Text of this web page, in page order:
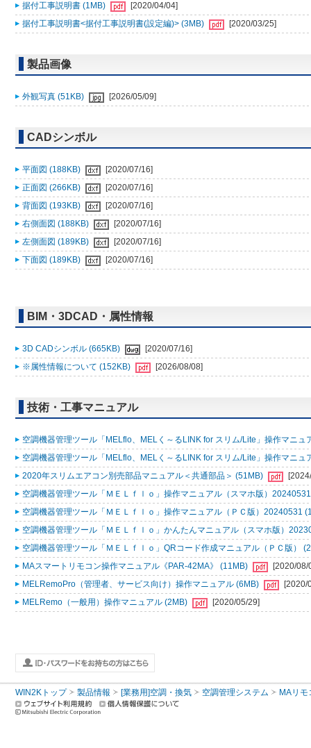
据付工事説明書 (1MB)
[2020/04/04]
据付工事説明書<据付工事説明書(設定編)> (3MB)
[2020/03/25]
製品画像
外観写真 (51KB) [2026/05/09]
CADシンボル
平面図 (188KB)
[2020/07/16]
正面図 (266KB)
[2020/07/16]
背面図 (193KB)
[2020/07/16]
右側面図 (188KB)
[2020/07/16]
左側面図 (189KB)
[2020/07/16]
下面図 (189KB)
[2020/07/16]
BIM・3DCAD・属性情報
3D CADシンボル (665KB)
[2020/07/16]
※属性情報について (152KB)
[2026/08/08]
技術・工事マニュアル
空調機器管理ツール「MELflo、MELく～るLINK for スリム/Lite」操作マニュ
空調機器管理ツール「MELflo、MELく～るLINK for スリム/Lite」操作マニュ
2020年スリムエアコン別売部品マニュアル＜共通部品＞ (51MB)
空調機器管理ツール「ＭＥＬｆｌｏ」操作マニュアル（スマホ版）
空調機器管理ツール「ＭＥＬｆｌｏ」操作マニュアル（ＰＣ版）20240531
空調機器管理ツール「ＭＥＬｆｌｏ」かんたんマニュアル（スマホ版）
空調機器管理ツール「ＭＥＬｆｌｏ」QRコード作成マニュアル（ＰＣ版）
MAスマートリモコン操作マニュアル《PAR-42MA》 (11MB)
[2020/08/
MELRemoPro（管理者、サービス向け）操作マニュアル (6MB)
[2020/
MELRemo（一般用）操作マニュアル (2MB)
[2020/05/29]
WIN2Kトップ 製品情報 [業務用]空調・換気 空調管理システム MAリモ